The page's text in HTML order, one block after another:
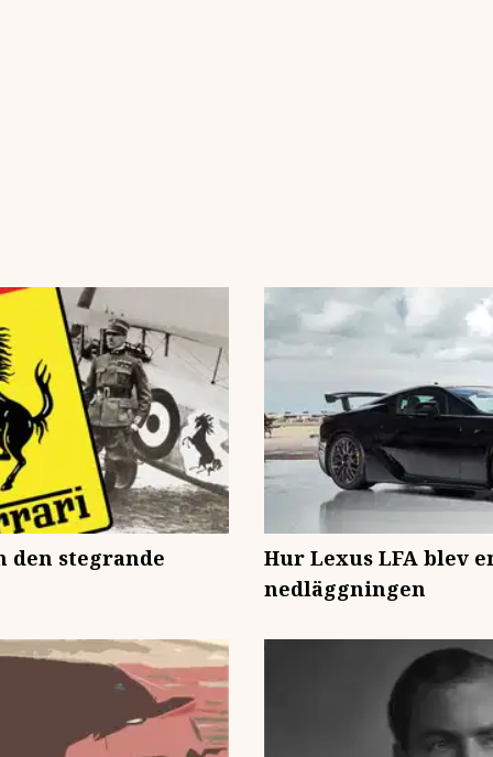
den stegrande
Hur Lexus LFA blev
nedläggningen